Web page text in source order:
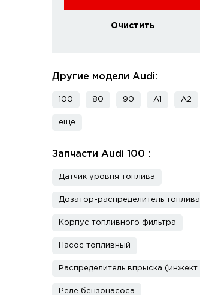
Очистить
Другие модели Audi:
100 80 90 A1 A2
еще
Запчасти Audi 100 :
Датчик уровня топлива
Дозатор-распределитель топлива
Корпус топливного фильтра
Насос топливный
Реле бензонасоса